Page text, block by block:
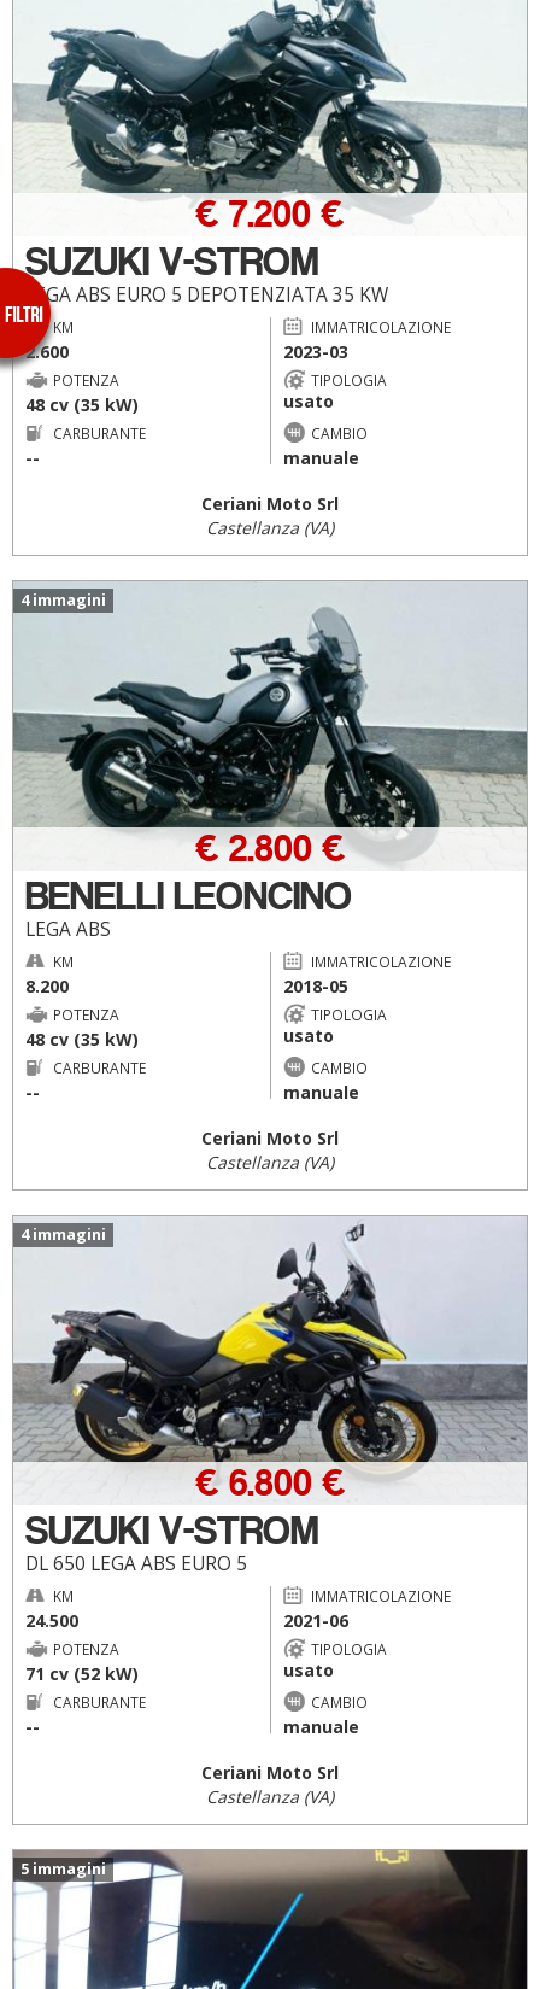
SUZUKI V-STROM
LEGA ABS EURO 5 DEPOTENZIATA 35 KW
€ 7.200 €
KM
2.600
IMMATRICOLAZIONE
2023-03
POTENZA
48 cv (35 kW)
TIPOLOGIA
usato
CARBURANTE
--
CAMBIO
manuale
Ceriani Moto Srl
Castellanza (VA)
4 immagini
BENELLI LEONCINO
LEGA ABS
€ 2.800 €
KM
8.200
IMMATRICOLAZIONE
2018-05
POTENZA
48 cv (35 kW)
TIPOLOGIA
usato
CARBURANTE
--
CAMBIO
manuale
Ceriani Moto Srl
Castellanza (VA)
4 immagini
SUZUKI V-STROM
DL 650 LEGA ABS EURO 5
€ 6.800 €
KM
24.500
IMMATRICOLAZIONE
2021-06
POTENZA
71 cv (52 kW)
TIPOLOGIA
usato
CARBURANTE
--
CAMBIO
manuale
Ceriani Moto Srl
Castellanza (VA)
5 immagini